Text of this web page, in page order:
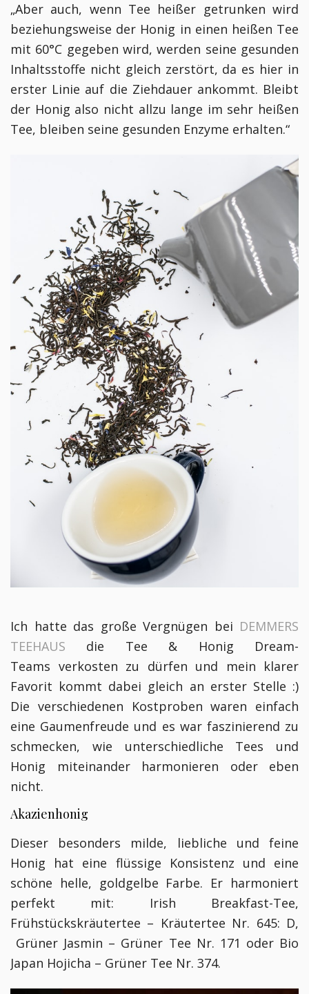
„Aber auch, wenn Tee heißer getrunken wird
beziehungsweise der Honig in einen heißen Tee
mit 60°C gegeben wird, werden seine gesunden
Inhaltsstoffe nicht gleich zerstört, da es hier in
erster Linie auf die Ziehdauer ankommt. Bleibt
der Honig also nicht allzu lange im sehr heißen
Tee, bleiben seine gesunden Enzyme erhalten.“
Ich hatte das große Vergnügen bei DEMMERS
TEEHAUS die Tee & Honig Dream-
Teams verkosten zu dürfen und mein klarer
Favorit kommt dabei gleich an erster Stelle :)
Die verschiedenen Kostproben waren einfach
eine Gaumenfreude und es war faszinierend zu
schmecken, wie unterschiedliche Tees und
Honig miteinander harmonieren oder eben
nicht.
Akazienhonig
Dieser besonders milde, liebliche und feine
Honig hat eine flüssige Konsistenz und eine
schöne helle, goldgelbe Farbe. Er harmoniert
perfekt mit: Irish Breakfast-Tee,
Frühstückskräutertee – Kräutertee Nr. 645: D,
Grüner Jasmin – Grüner Tee Nr. 171 oder Bio
Japan Hojicha – Grüner Tee Nr. 374.